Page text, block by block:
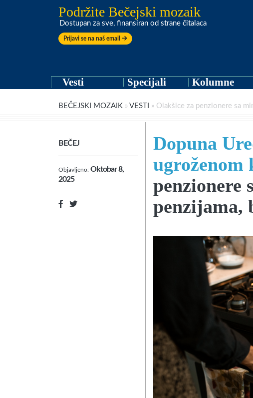
Podržite Bečejski mozaik
Dostupan za sve, finansiran od strane čitalaca
Prijavi se na naš email
Vesti Specijali Kolumne
BEČEJSKI MOZAIK » VESTI » Olakšice za penzionere sa
BEČEJ
Objavljeno: Oktobar 8,
2025
Dopuna
ugroženom
penzionere
penzijama,